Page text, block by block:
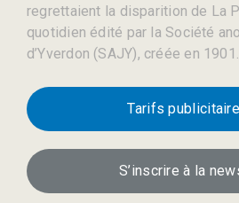
regrettaient la disparition de La
quotidien édité par la Société
d’Yverdon (SAJY), créée en 1901.
Tarifs
S’inscrire à la